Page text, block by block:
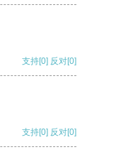
支持[0] 反对[0]
支持[0] 反对[0]